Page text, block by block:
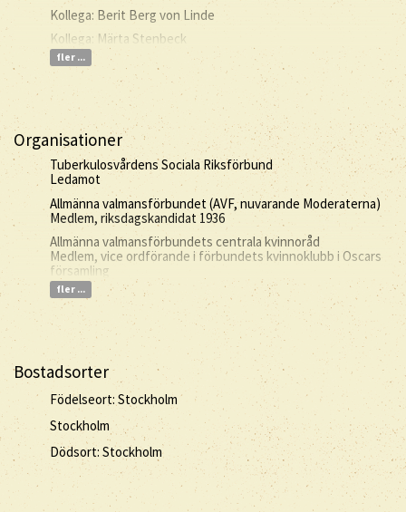
Kollega: Berit Berg von Linde
Kollega: Märta Stenbeck
fler ...
Organisationer
Tuberkulosvårdens Sociala Riksförbund
Ledamot
Allmänna valmansförbundet (AVF, nuvarande Moderaterna)
Medlem, riksdagskandidat 1936
Allmänna valmansförbundets centrala kvinnoråd
Medlem, vice ordförande i förbundets kvinnoklubb i Oscars
församling
fler ...
Bostadsorter
Födelseort: Stockholm
Stockholm
Dödsort: Stockholm